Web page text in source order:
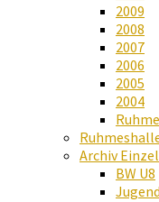
2009
2008
2007
2006
2005
2004
Archiv
BW U8